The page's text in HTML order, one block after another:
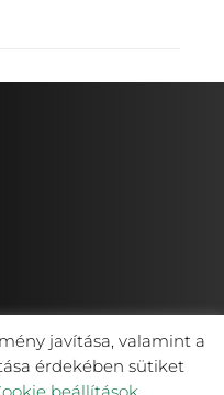
javítása, valamint a
érdekében sütiket